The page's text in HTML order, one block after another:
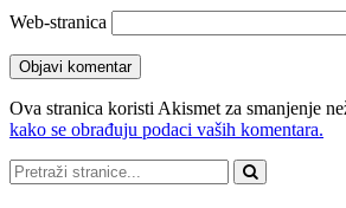
Web-stranica
Ova stranica koristi Akismet za smanjenje
kako se obrađuju podaci vaših komentara.
Pretraži